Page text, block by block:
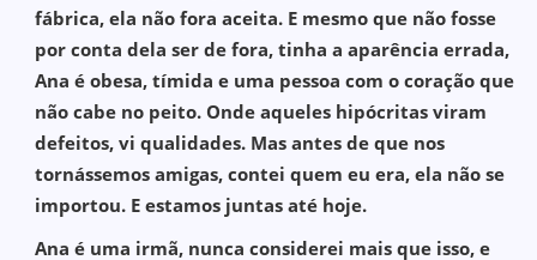
fábrica, ela não fora aceita. E mesmo que não fosse
por conta dela ser de fora, tinha a aparência errada,
Ana é obesa, tímida e uma pessoa com o coração que
não cabe no peito. Onde aqueles hipócritas viram
defeitos, vi qualidades. Mas antes de que nos
tornássemos amigas, contei quem eu era, ela não se
importou. E estamos juntas até hoje.
Ana é uma irmã, nunca considerei mais que isso, e